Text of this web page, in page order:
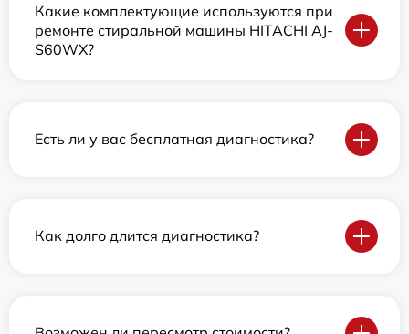
Какие комплектующие используются при
ремонте стиральной машины HITACHI AJ-
S60WX?
Есть ли у вас бесплатная диагностика?
Как долго длится диагностика?